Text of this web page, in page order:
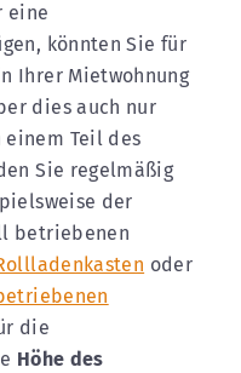
eine
könnten Sie für
Ihrer Mietwohnung
dies auch nur
einem Teil des
Sie regelmäßig
der
betriebenen
oder
die
Höhe des